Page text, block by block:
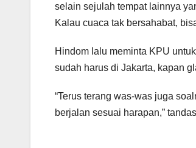
selain sejulah tempat lainnya
Kalau cuaca tak bersahabat,
Hindom lalu meminta KPU
sudah harus di Jakarta, kapan
“Terus terang was-was juga
berjalan sesuai harapan,”